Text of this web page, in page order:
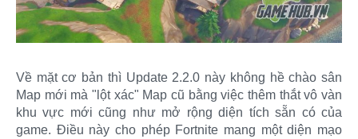
Về mặt cơ bản thì Update 2.2.0 này không hề chào sân
Map mới mà "lột xác" Map cũ bằng việc thêm thắt vô vàn
khu vực mới cũng như mở rộng diện tích sẵn có của
game. Điều này cho phép Fortnite mang một diện mạo